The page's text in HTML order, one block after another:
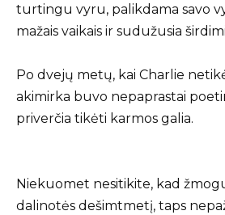
turtingu vyru, palikdama savo
mažais vaikais ir sudužusia
Po dvejų metų, kai Charlie
akimirka buvo nepaprastai
priverčia tikėti karmos galia.
Niekuomet nesitikite, kad
dalinotės dešimtmetį, taps